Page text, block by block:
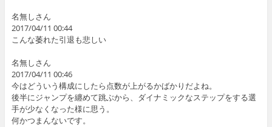
名無しさん
2017/04/11 00:44
こんな萎れた引退も悲しい
名無しさん
2017/04/11 00:46
今はどういう構成にしたら点数が上がるかばかりだよね。
後半にジャンプを纏めて跳ぶから、ダイナミックなステップをする選
手が少なくなった様に思う。
何かつまんないです。